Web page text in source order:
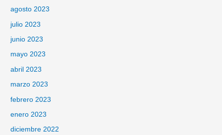
agosto 2023
julio 2023
junio 2023
mayo 2023
abril 2023
marzo 2023
febrero 2023
enero 2023
diciembre 2022